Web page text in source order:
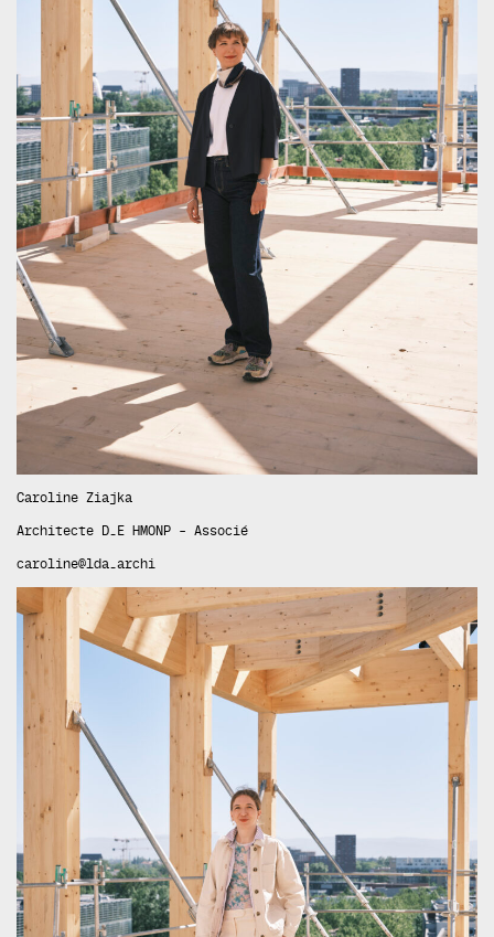
Caroline Ziajka
Architecte D.E HMONP – Associé
caroline@lda.archi